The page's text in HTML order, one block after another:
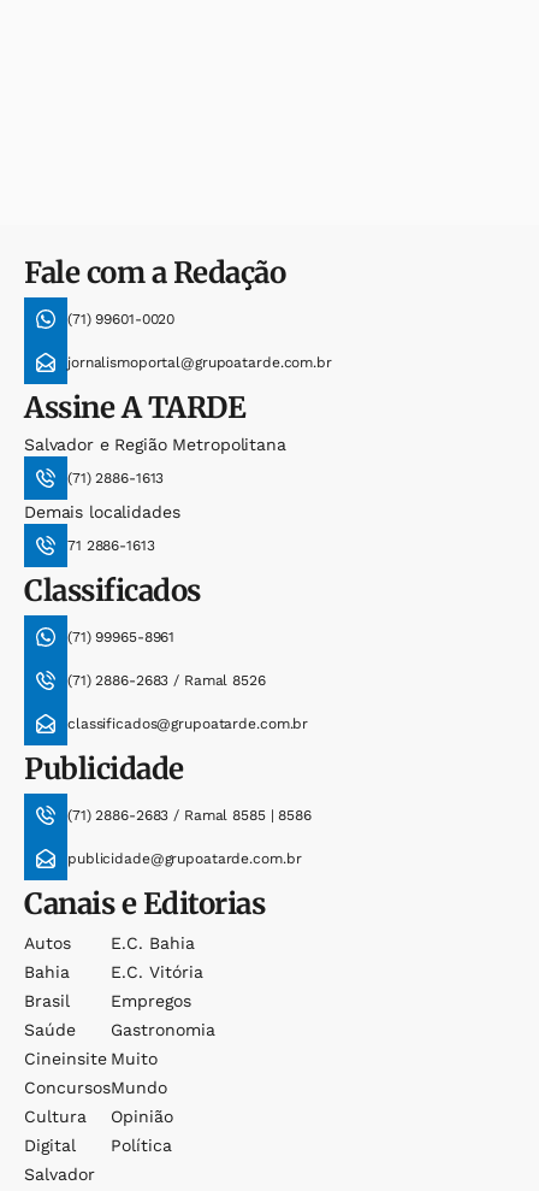
Fale com a Redação
(71) 99601-0020
jornalismoportal@grupoatarde.com.br
AssineA TARDE
Salvador e Região Metropolitana
(71) 2886-1613
Demais localidades
71 2886-1613
Classificados
(71) 99965-8961
(71) 2886-2683 / Ramal 8526
classificados@grupoatarde.com.br
Publicidade
(71) 2886-2683 / Ramal 8585 | 8586
publicidade@grupoatarde.com.br
Canais e Editorias
Autos
Bahia
Brasil
Saúde
Cineinsite
Concursos
Cultura
Digital
Salvador
E.c. Bahia
E.c. Vitória
Empregos
Gastronomia
Muito
Mundo
Opinião
Política